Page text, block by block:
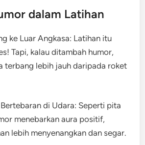
dalam Latihan
ke Luar Angkasa: Latihan itu
Tapi, kalau ditambah humor,
terbang lebih jauh daripada roket
di Udara: Seperti pita
menebarkan aura positif,
lebih menyenangkan dan segar.